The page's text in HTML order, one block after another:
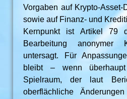
Vorgaben auf Krypto-Asset-
sowie auf Finanz- und
Kernpunkt ist Artikel 79
Bearbeitung
untersagt. Für
bleibt – wenn
Spielraum, der laut
oberflächliche